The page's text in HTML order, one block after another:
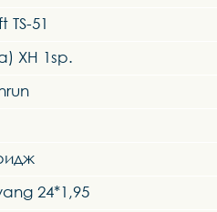
51
XH 1sp.
24*1,95